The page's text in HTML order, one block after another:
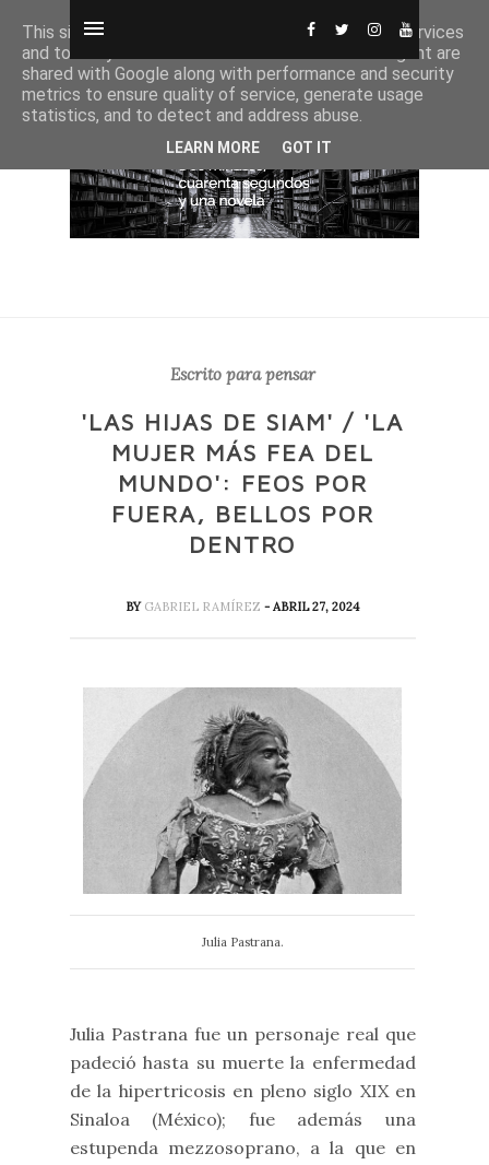
Escrito para pensar
'LAS HIJAS DE SIAM' / 'LA
MUJER MÁS FEA DEL
MUNDO': FEOS POR
FUERA, BELLOS POR
DENTRO
BY GABRIEL RAMÍREZ- ABRIL 27, 2024
Julia Pastrana.
Julia Pastrana fue un personaje real que
padeció hasta su muerte la enfermedad
de la hipertricosis en pleno siglo XIX en
Sinaloa (México); fue además una
estupenda mezzosoprano, a la que en
This site uses cookies from Google to deliver its services
and to analyze traffic. Your IP address and user-agent are
shared with Google along with performance and security
metrics to ensure quality of service, generate usage
statistics, and to detect and address abuse.
LEARN MORE GOT IT